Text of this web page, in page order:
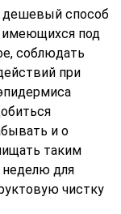
дешевый способ
имеющихся под
соблюдать
при
и о
таким
неделю для
чистку